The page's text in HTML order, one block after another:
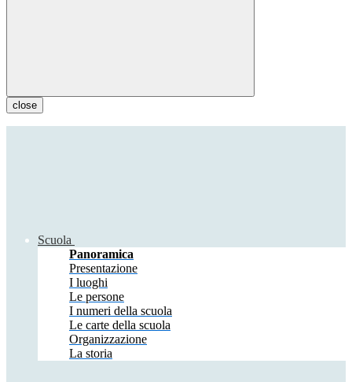
close
Scuola
Panoramica
Presentazione
I luoghi
Le persone
I numeri della scuola
Le carte della scuola
Organizzazione
La storia